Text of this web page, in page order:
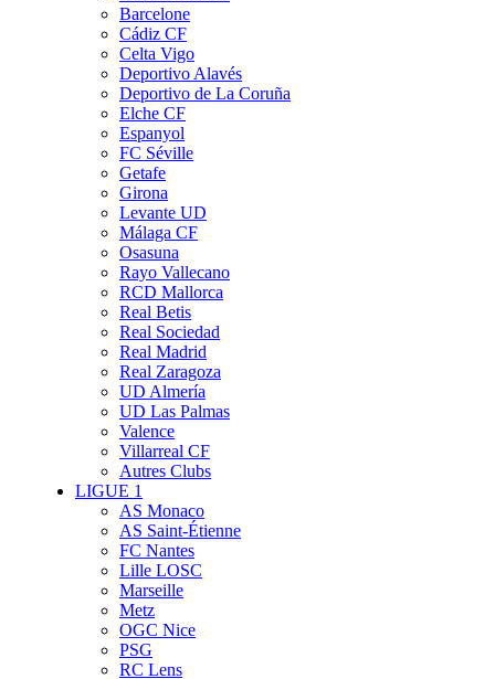
Barcelone
Cádiz CF
Celta Vigo
Deportivo Alavés
Deportivo de La Coruña
Elche CF
Espanyol
FC Séville
Getafe
Girona
Levante UD
Málaga CF
Osasuna
Rayo Vallecano
RCD Mallorca
Real Betis
Real Sociedad
Real Madrid
Real Zaragoza
UD Almería
UD Las Palmas
Valence
Villarreal CF
Autres Clubs
LIGUE 1
AS Monaco
AS Saint-Étienne
FC Nantes
Lille LOSC
Marseille
Metz
OGC Nice
PSG
RC Lens